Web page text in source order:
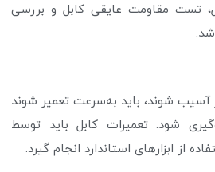
تست مقاومت عایقی کابل و بررسی
آسیب شوند، باید به‌سرعت تعمیر شوند
شود. تعمیرات کابل باید توسط
از ابزارهای استاندارد انجام گیرد.